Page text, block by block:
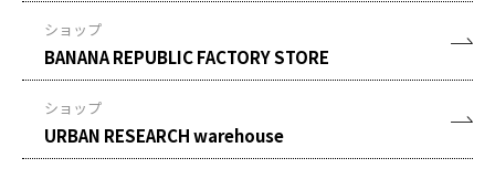
ショップ
BANANA REPUBLIC FACTORY STORE
ショップ
URBAN RESEARCH warehouse